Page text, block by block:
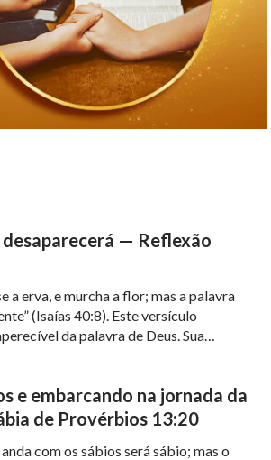
desaparecerá — Reflexão
a erva, e murcha a flor; mas a palavra
(Isaías 40:8). Este versículo
da palavra de Deus. Sua
e embarcando na jornada da
de Provérbios 13:20
com os sábios será sábio; mas o